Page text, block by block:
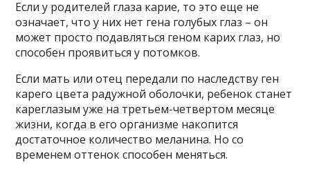
Если у родителей глаза карие, то это еще не
означает, что у них нет гена голубых глаз – он
может просто подавляться геном карих глаз, но
способен проявиться у потомков.
Если мать или отец передали по наследству ген
карего цвета радужной оболочки, ребенок станет
кареглазым уже на третьем-четвертом месяце
жизни, когда в его организме накопится
достаточное количество меланина. Но со
временем оттенок способен меняться.